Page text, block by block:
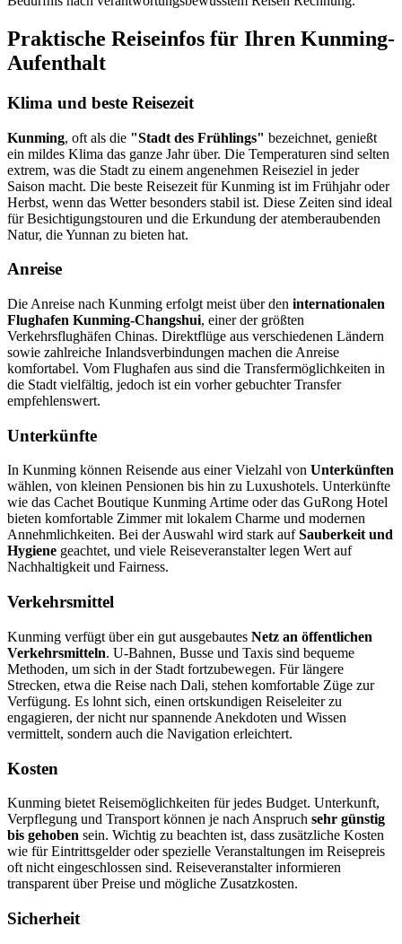
Praktische Reiseinfos für Ihren Kunming-
Aufenthalt
Klima und beste Reisezeit
Kunming, oft als die "Stadt des Frühlings" bezeichnet, genießt
ein mildes Klima das ganze Jahr über. Die Temperaturen sind selten
extrem, was die Stadt zu einem angenehmen Reiseziel in jeder
Saison macht. Die beste Reisezeit für Kunming ist im Frühjahr oder
Herbst, wenn das Wetter besonders stabil ist. Diese Zeiten sind ideal
für Besichtigungstouren und die Erkundung der atemberaubenden
Natur, die Yunnan zu bieten hat.
Anreise
Die Anreise nach Kunming erfolgt meist über den internationalen
Flughafen Kunming-Changshui, einer der größten
Verkehrsflughäfen Chinas. Direktflüge aus verschiedenen Ländern
sowie zahlreiche Inlandsverbindungen machen die Anreise
komfortabel. Vom Flughafen aus sind die Transfermöglichkeiten in
die Stadt vielfältig, jedoch ist ein vorher gebuchter Transfer
empfehlenswert.
Unterkünfte
In Kunming können Reisende aus einer Vielzahl von Unterkünften
wählen, von kleinen Pensionen bis hin zu Luxushotels. Unterkünfte
wie das Cachet Boutique Kunming Artime oder das GuRong Hotel
bieten komfortable Zimmer mit lokalem Charme und modernen
Annehmlichkeiten. Bei der Auswahl wird stark aufSauberkeit und
Hygiene geachtet, und viele Reiseveranstalter legen Wert auf
Nachhaltigkeit und Fairness.
Verkehrsmittel
Kunming verfügt über ein gut ausgebautes Netz an öffentlichen
Verkehrsmitteln. U-Bahnen, Busse und Taxis sind bequeme
Methoden, um sich in der Stadt fortzubewegen. Für längere
Strecken, etwa die Reise nach Dali, stehen komfortable Züge zur
Verfügung. Es lohnt sich, einen ortskundigen Reiseleiter zu
engagieren, der nicht nur spannende Anekdoten und Wissen
vermittelt, sondern auch die Navigation erleichtert.
Kosten
Kunming bietet Reisemöglichkeiten für jedes Budget. Unterkunft,
Verpflegung und Transport können je nach Anspruch sehr günstig
bis gehoben sein. Wichtig zu beachten ist, dass zusätzliche Kosten
wie für Eintrittsgelder oder spezielle Veranstaltungen im Reisepreis
oft nicht eingeschlossen sind. Reiseveranstalter informieren
transparent über Preise und mögliche Zusatzkosten.
Sicherheit